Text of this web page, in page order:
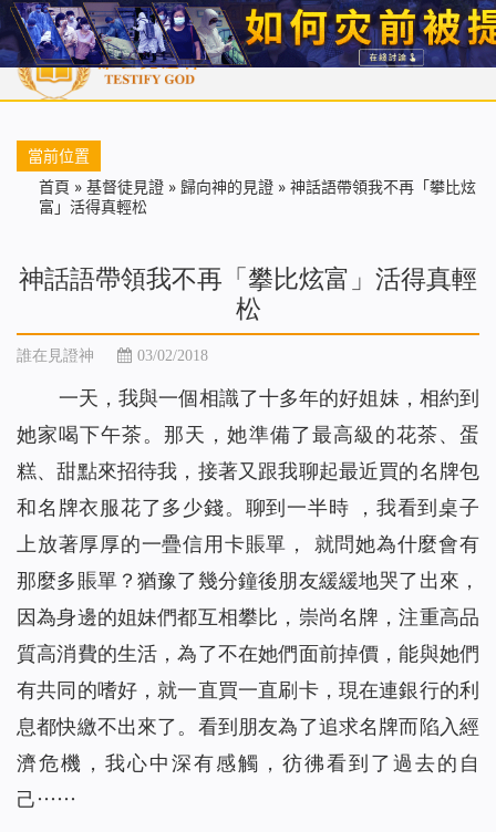
首頁 每日靈糧 天國福音 基督徒見證 信仰解答 聖經
當前位置
首頁 » 基督徒見證 » 歸向神的見證 » 神話語帶領我不再「攀比炫
富」活得真輕松
神話語帶領我不再「攀比炫富」活得真輕
松
誰在見證神 03/02/2018
一天，我與一個相識了十多年的好姐妹，相約到
她家喝下午茶。那天，她準備了最高級的花茶、蛋
糕、甜點來招待我，接著又跟我聊起最近買的名牌包
和名牌衣服花了多少錢。聊到一半時 ，我看到桌子
上放著厚厚的一疊信用卡賬單， 就問她為什麼會有
那麼多賬單？猶豫了幾分鐘後朋友緩緩地哭了出來，
因為身邊的姐妹們都互相攀比，崇尚名牌，注重高品
質高消費的生活，為了不在她們面前掉價，能與她們
有共同的嗜好，就一直買一直刷卡，現在連銀行的利
息都快繳不出來了。看到朋友為了追求名牌而陷入經
濟危機，我心中深有感觸，彷彿看到了過去的自
己⋯⋯